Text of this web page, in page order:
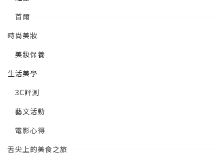
首爾
時尚美妝
美妝保養
生活美學
3C評測
藝文活動
電影心得
舌尖上的美食之旅